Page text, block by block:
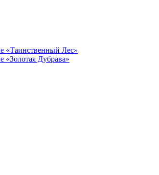
«Таинственный Лес»
«Золотая Дубрава»